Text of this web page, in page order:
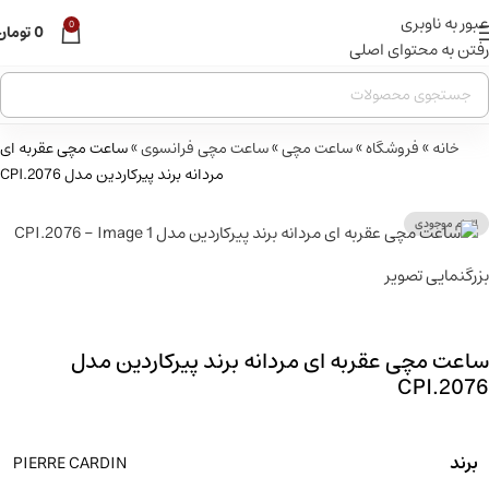
عبور به ناوبری
رفتن به محتوای اصلی
0
0
خانه»فروشگاه»ساعت مچی»ساعت مچی فرانسوی»ساعت مچی عقربه ای
مردانه برند پیرکاردین مدل CPI.2076
اتمام موجودی
بزرگنمایی تصویر
ساعت مچی عقربه ای مردانه برند پیرکاردین مدل
CPI.2076
برند
PIERRE CARDIN
قبل از ثبت سفارش ، موجودی محصول مورد نظر را از ما استعلام